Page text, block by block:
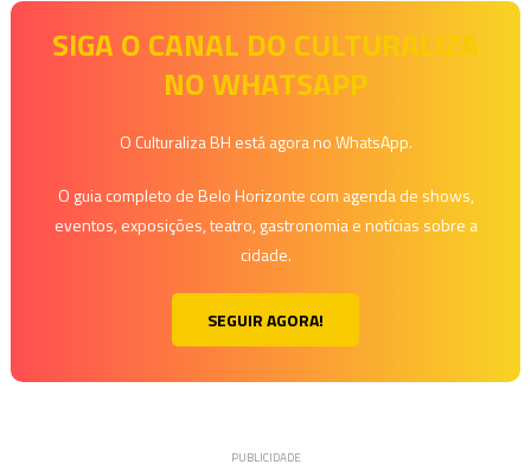
SIGA O CANAL DO CULTURALIZA
NO WHATSAPP
O Culturaliza BH está agora no WhatsApp.
O guia completo de Belo Horizonte com agenda de shows,
eventos, exposições, teatro, gastronomia e notícias sobre a
cidade.
SEGUIR AGORA!